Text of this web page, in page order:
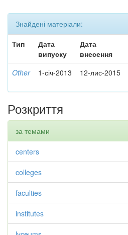
Знайдені матеріали:
Тип
Дата
випуску
Дата
внесення
Other 1-січ-2013 12-лис-2015
Розкриття
за темами
centers
colleges
faculties
institutes